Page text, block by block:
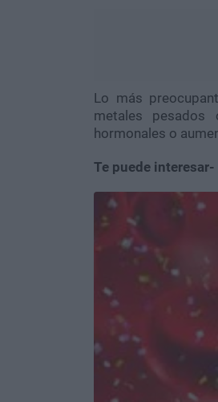
Lo más
metales pesados
hormonales o
Te puede interesar-